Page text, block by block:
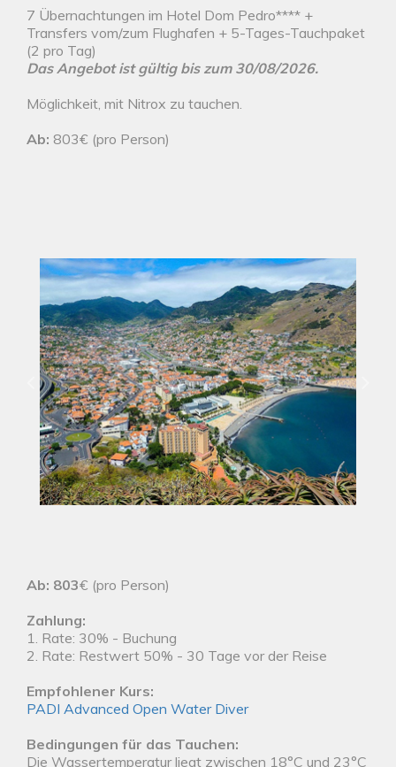
7 Übernachtungen im Hotel Dom Pedro**** +
Transfers vom/zum Flughafen + 5-Tages-Tauchpaket
(2 pro Tag)
Das Angebot ist gültig bis zum 30/08/2026.
Möglichkeit, mit Nitrox zu tauchen.
Ab: 803€ (pro Person)
Ab: 803€ (pro Person)
Zahlung:
1. Rate: 30% - Buchung
2. Rate: Restwert 50% - 30 Tage vor der Reise
Empfohlener Kurs:
PADI Advanced Open Water Diver
Bedingungen für das Tauchen:
Die Wassertemperatur liegt zwischen 18°C und 23°C